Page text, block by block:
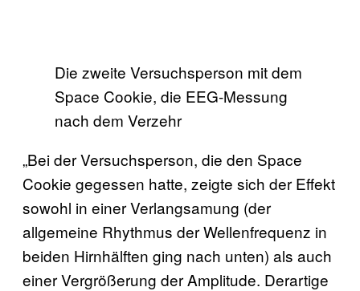
Die zweite Versuchsperson mit dem
Space Cookie, die EEG-Messung
nach dem Verzehr
„Bei der Versuchsperson, die den Space
Cookie gegessen hatte, zeigte sich der Effekt
sowohl in einer Verlangsamung (der
allgemeine Rhythmus der Wellenfrequenz in
beiden Hirnhälften ging nach unten) als auch
einer Vergrößerung der Amplitude. Derartige